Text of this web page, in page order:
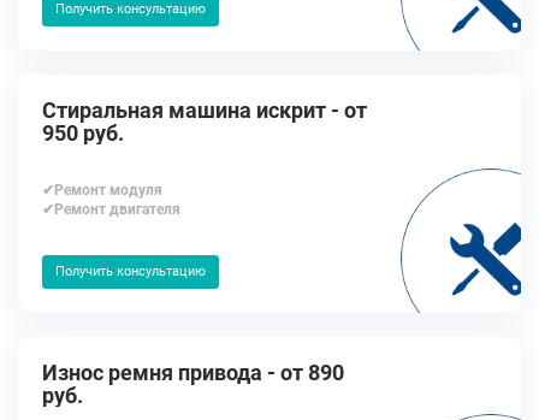
Получить консультацию
Стиральная машина искрит - от
950 руб.
✔Ремонт модуля
✔Ремонт двигателя
Получить консультацию
Износ ремня привода - от 890
руб.